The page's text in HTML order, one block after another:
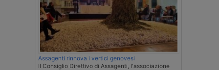
Assagenti rinnova i vertici genovesi
Il Consiglio Direttivo di Assagenti, l'associazione